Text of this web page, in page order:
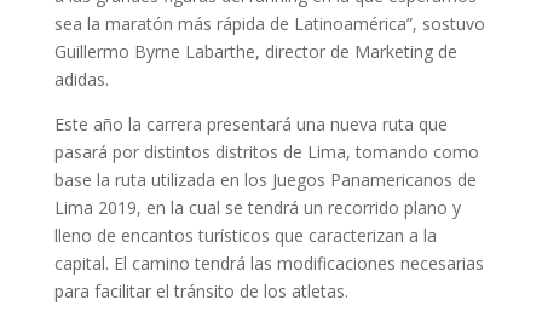
sea la maratón más rápida de Latinoamérica”, sostuvo
Guillermo Byrne Labarthe, director de Marketing de
adidas.
Este año la carrera presentará una nueva ruta que
pasará por distintos distritos de Lima, tomando como
base la ruta utilizada en los Juegos Panamericanos de
Lima 2019, en la cual se tendrá un recorrido plano y
lleno de encantos turísticos que caracterizan a la
capital. El camino tendrá las modificaciones necesarias
para facilitar el tránsito de los atletas.